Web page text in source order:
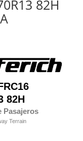
82H
82H
Pasajeros
Terrain